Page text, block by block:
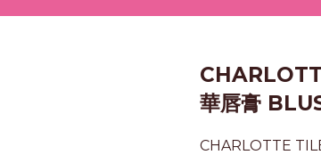
華唇膏
CHARLOTTE